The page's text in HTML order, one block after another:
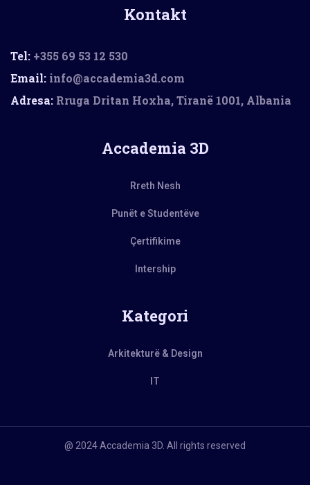
Kontakt
Tel: +355 69 53 12 530
Email: info@accademia3d.com
Adresa: Rruga Dritan Hoxha, Tiranë 1001, Albania
Accademia 3D
Rreth Nesh
Punët e Studentëve
Çertifikime
Intership
Kategori
Arkitekturë & Design
IT
@ 2024 Accademia 3D. All rights reserved